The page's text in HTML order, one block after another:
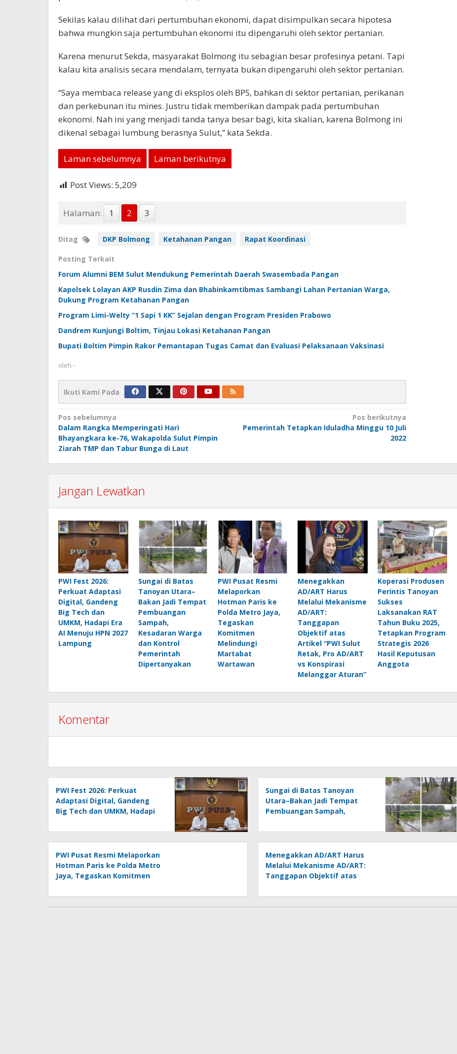
Sekilas kalau dilihat dari pertumbuhan ekonomi, dapat disimpulkan secara hipotesa
bahwa mungkin saja pertumbuhan ekonomi itu dipengaruhi oleh sektor pertanian.
Karena menurut Sekda, masyarakat Bolmong itu sebagian besar profesinya petani. Tapi
kalau kita analisis secara mendalam, ternyata bukan dipengaruhi oleh sektor pertanian.
“Saya membaca release yang di eksplos oleh BPS, bahkan di sektor pertanian, perikanan
dan perkebunan itu mines. Justru tidak memberikan dampak pada pertumbuhan
ekonomi. Nah ini yang menjadi tanda tanya besar bagi, kita skalian, karena Bolmong ini
dikenal sebagai lumbung berasnya Sulut,” kata Sekda.
Laman sebelumnya Laman berikutnya
Post Views: 5,209
Halaman: 1 2 3
Ditag DKP Bolmong Ketahanan Pangan Rapat Koordinasi
Posting Terkait
Forum Alumni BEM Sulut Mendukung Pemerintah Daerah Swasembada Pangan
Kapolsek Lolayan AKP Rusdin Zima dan Bhabinkamtibmas Sambangi Lahan Pertanian Warga,
Dukung Program Ketahanan Pangan
Program Limi-Welty “1 Sapi 1 KK” Sejalan dengan Program Presiden Prabowo
Dandrem Kunjungi Boltim, Tinjau Lokasi Ketahanan Pangan
Bupati Boltim Pimpin Rakor Pemantapan Tugas Camat dan Evaluasi Pelaksanaan Vaksinasi
oleh -
Ikuti Kami Pada
Navigasi
pos
Pos sebelumnya
Dalam Rangka Memperingati Hari
Bhayangkara ke-76, Wakapolda Sulut Pimpin
Ziarah TMP dan Tabur Bunga di Laut
Pos berikutnya
Pemerintah Tetapkan Iduladha Minggu 10 Juli
2022
Jangan Lewatkan
PWI Fest 2026:
Perkuat Adaptasi
Digital, Gandeng
Big Tech dan
UMKM, Hadapi Era
AI Menuju HPN 2027
Lampung
Sungai di Batas
Tanoyan Utara–
Bakan Jadi Tempat
Pembuangan
Sampah,
Kesadaran Warga
dan Kontrol
Pemerintah
Dipertanyakan
PWI Pusat Resmi
Melaporkan
Hotman Paris ke
Polda Metro Jaya,
Tegaskan
Komitmen
Melindungi
Martabat
Wartawan
Menegakkan
AD/ART Harus
Melalui Mekanisme
AD/ART:
Tanggapan
Objektif atas
Artikel “PWI Sulut
Retak, Pro AD/ART
vs Konspirasi
Melanggar Aturan”
Koperasi Produsen
Perintis Tanoyan
Sukses
Laksanakan RAT
Tahun Buku 2025,
Tetapkan Program
Strategis 2026
Hasil Keputusan
Anggota
Komentar
PWI Fest 2026: Perkuat
Adaptasi Digital, Gandeng
Big Tech dan UMKM, Hadapi
Lampung
Sungai di Batas Tanoyan
Utara–Bakan Jadi Tempat
Pembuangan Sampah,
Kontrol Pemerintah
Dipertanyakan
PWI Pusat Resmi Melaporkan
Hotman Paris ke Polda Metro
Jaya, Tegaskan Komitmen
Wartawan
Menegakkan AD/ART Harus
Melalui Mekanisme AD/ART:
Tanggapan Objektif atas
AD/ART vs Konspirasi